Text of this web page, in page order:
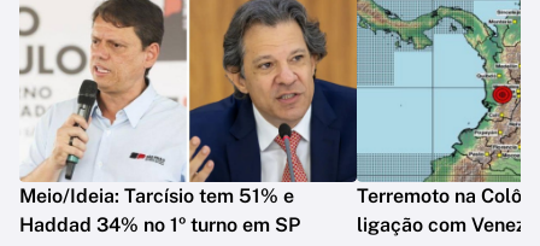
Meio/Ideia: Tarcísio tem 51% e
Haddad 34% no 1º turno em SP
Terremoto na
ligação com